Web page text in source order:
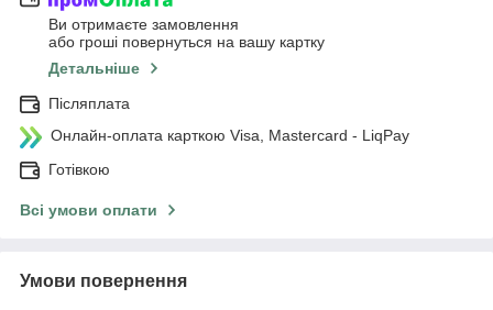
Ви отримаєте замовлення
або гроші повернуться на вашу картку
Детальніше
Післяплата
Онлайн-оплата карткою Visa, Mastercard - LiqPay
Готівкою
Всі умови оплати
Умови повернення